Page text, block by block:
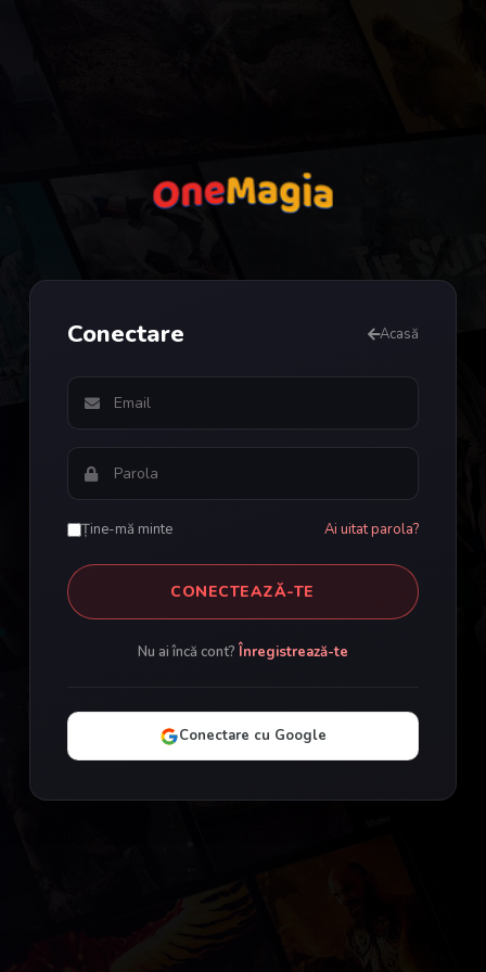
Conectare Acasă
Ține-mă minte Ai uitat parola?
CONECTEAZĂ-TE
Nu ai încă cont? Înregistrează-te
Conectare cu Google